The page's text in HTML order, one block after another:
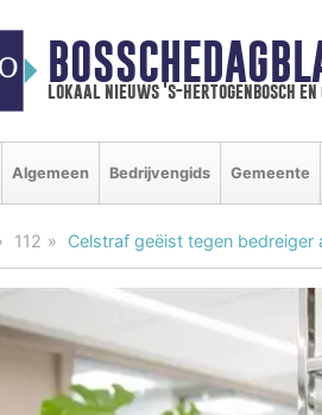
lokaal nieuws 's-hertogenbosch en
Algemeen Bedrijvengids Gemeente
112 Celstraf geëist tegen bedreiger